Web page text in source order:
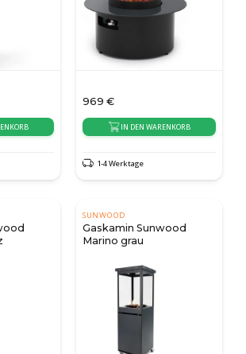
969 €
IN DEN WARENKORB
1-4 Werktage
SUNWOOD
Gaskamin Sunwood
Marino grau